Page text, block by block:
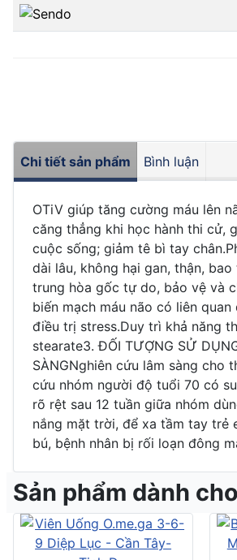
Chi tiết sản phẩm Bình luận
OTiV giúp tăng cường máu lên
căng thẳng khi học hành thi cử,
cuộc sống; giảm tê bì tay
dài lâu, không hại gan, thận,
trung hòa gốc tự do, bảo vệ và
biến mạch máu não có liên
điều trị stress.Duy trì khả năng
stearate3. ĐỐI TƯỢNG SỬ
SÀNGNghiên cứu lâm sàng cho
cứu nhóm người độ tuổi 70 có
rõ rệt sau 12 tuần giữa nhóm
nắng mặt trời, để xa tầm tay trẻ
bú, bệnh nhân bị rối loạn đông
Sản phẩm dành